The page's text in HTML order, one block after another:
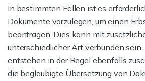
In bestimmten Fällen ist es
Dokumente vorzulegen, um einen
beantragen. Dies kann mit
unterschiedlicher Art verbunden
entstehen in der Regel ebenfalls
die beglaubigte Übersetzung von